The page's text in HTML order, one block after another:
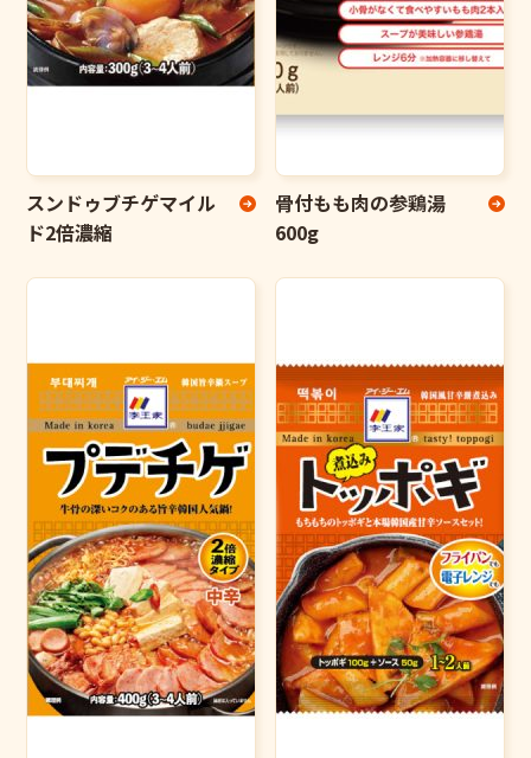
スンドゥブチゲマイル
ド2倍濃縮
骨付もも肉の参鶏湯
600g